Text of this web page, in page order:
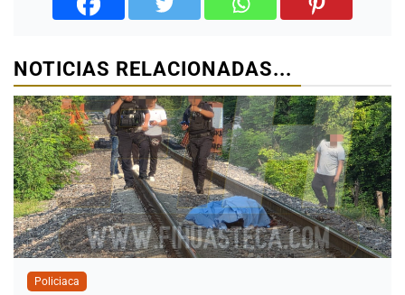
NOTICIAS RELACIONADAS...
Policiaca